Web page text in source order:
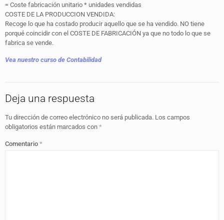
= Coste fabricación unitario * unidades vendidas
COSTE DE LA PRODUCCION VENDIDA:
Recoge lo que ha costado producir aquello que se ha vendido. NO tiene
porqué coincidir con el COSTE DE FABRICACIÓN ya que no todo lo que se
fabrica se vende.
Vea nuestro curso de Contabilidad
Deja una respuesta
Tu dirección de correo electrónico no será publicada. Los campos
obligatorios están marcados con *
Comentario *